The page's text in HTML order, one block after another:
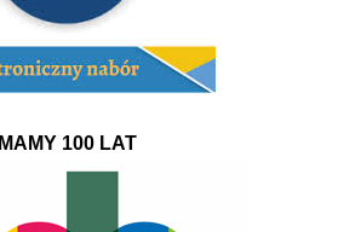
MAMY 100 LAT